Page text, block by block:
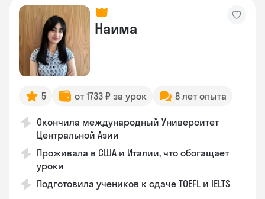
Наима
5 от 1733 ₽ за урок 8 лет опыта
Окончила международный Университет
Центральной Азии
Проживала в США и Италии, что обогащает
уроки
Подготовила учеников к сдаче TOEFL и IELTS